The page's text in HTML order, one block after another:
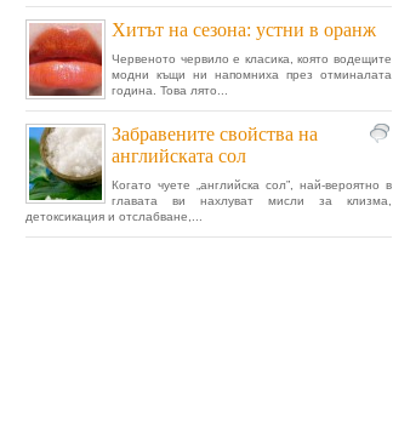
Хитът на сезона: устни в оранж
Червеното червило е класика, която водещите
модни къщи ни напомниха през отминалата
година. Това лято...
Забравените свойства на
английската сол
Когато чуете „английска сол”, най-вероятно в
главата ви нахлуват мисли за клизма,
детоксикация и отслабване,...